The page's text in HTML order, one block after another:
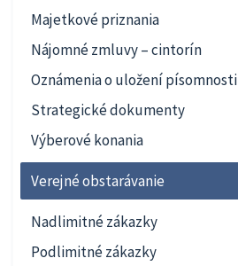
Majetkové priznania
Nájomné zmluvy – cintorín
Oznámenia o uložení písomnosti
Strategické dokumenty
Výberové konania
Verejné obstarávanie
Nadlimitné zákazky
Podlimitné zákazky